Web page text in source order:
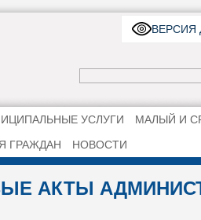
ВЕРСИЯ
УСЛУГИ
МАЛЫЙ И
ГРАЖДАН НОВОСТИ
АКТЫ